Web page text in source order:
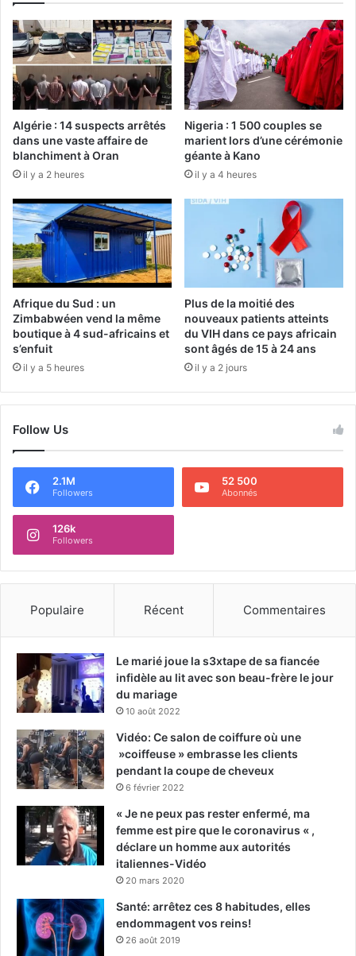
Algérie : 14 suspects arrêtés
dans une vaste affaire de
blanchiment à Oran
il y a 2 heures
Nigeria : 1 500 couples se
marient lors d’une cérémonie
géante à Kano
il y a 4 heures
Afrique du Sud : un
Zimbabwéen vend la même
boutique à 4 sud-africains et
s’enfuit
il y a 5 heures
Plus de la moitié des
nouveaux patients atteints
du VIH dans ce pays africain
sont âgés de 15 à 24 ans
il y a 2 jours
Follow Us
2.1M
Followers
52 500
Abonnés
126k
Followers
Populaire Récent Commentaires
Le marié joue la s3xtape de sa fiancée
infidèle au lit avec son beau-frère le jour
du mariage
10 août 2022
Vidéo: Ce salon de coiffure où une
»coiffeuse » embrasse les clients
pendant la coupe de cheveux
6 février 2022
« Je ne peux pas rester enfermé, ma
femme est pire que le coronavirus « ,
déclare un homme aux autorités
italiennes-Vidéo
20 mars 2020
Santé: arrêtez ces 8 habitudes, elles
endommagent vos reins!
26 août 2019